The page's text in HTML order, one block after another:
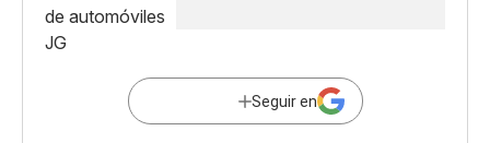
JG
Seguir en